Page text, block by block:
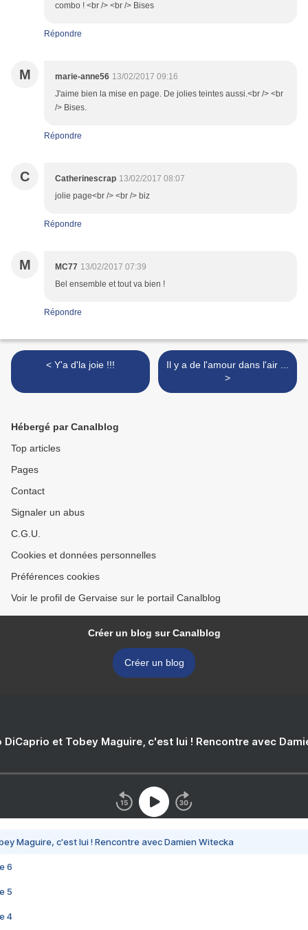
combo ! <br /> <br /> Bises
Répondre
M marie-anne56 13/02/2017 09:16
J'aime bien la mise en page. De jolies teintes aussi.<br /> <br
/> Bises.
Répondre
C Catherinescrap 13/02/2017 08:07
jolie page<br /> <br /> biz
Répondre
M MC77 13/02/2017 07:39
Bel ensemble et tout va bien !
Répondre
< Y'a d'la joie !!!
Il y a de l'amour dans l'air ...
>
Hébergé par Canalblog
Top articles
Pages
Contact
Signaler un abus
C.G.U.
Cookies et données personnelles
Préférences cookies
Voir le profil de Gervaise sur le portail Canalblog
Créer un blog sur Canalblog
Créer un blog
DiCaprio et Tobey Maguire, c'est lui ! Rencontre avec
Maguire, c'est lui ! Rencontre avec Damien Witecka
6
5
4